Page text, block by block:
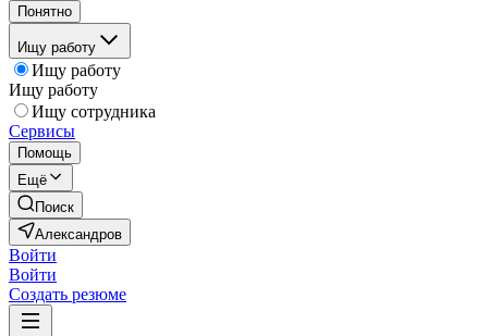
Понятно
Ищу работу
Ищу работу
Ищу работу
Ищу сотрудника
Сервисы
Помощь
Ещё
Поиск
Александров
Войти
Войти
Создать резюме